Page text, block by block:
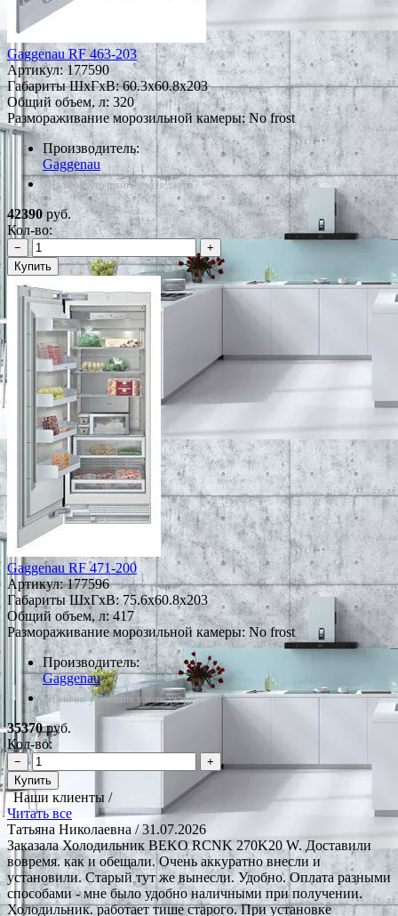
Gaggenau RF 463-203
Артикул:177590
Габариты ШxГxВ: 60.3x60.8x203
Общий объем, л: 320
Размораживание морозильной камеры: No frost
Производитель:
Gaggenau
*Наличие уточняйте у менеджера
42390руб.
Кол-во:
−
+
Купить
Gaggenau RF 471-200
Артикул:177596
Габариты ШxГxВ: 75.6x60.8x203
Общий объем, л: 417
Размораживание морозильной камеры: No frost
Производитель:
Gaggenau
*Наличие уточняйте у менеджера
35370руб.
Кол-во:
−
+
Купить
Наши клиенты /
Читать все
Татьяна Николаевна / 31.07.2026
Заказала Холодильник BEKO RCNK 270K20 W. Доставили
вовремя. как и обещали. Очень аккуратно внесли и
установили. Старый тут же вынесли. Удобно. Оплата разными
способами - мне было удобно наличными при получении.
Холодильник. работает тише старого. При установке